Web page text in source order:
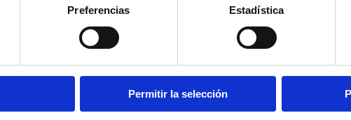
Preferencias Estadística
Permitir la selección